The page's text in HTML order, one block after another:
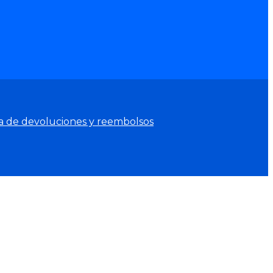
de devoluciones y reembolsos